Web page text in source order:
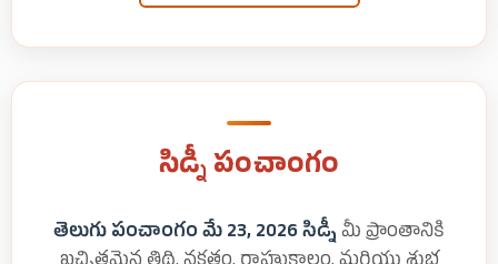
సిడ్నీ పంచాంగం
తెలుగు పంచాంగం మే 23, 2026 సిడ్నీ మీ ప్రాంతానికి